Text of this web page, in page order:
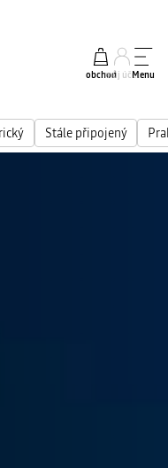
obchodmůj účetMenu
Stále připojený